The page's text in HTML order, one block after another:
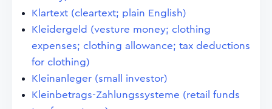
Klartext (cleartext; plain English)
Kleidergeld (vesture money; clothing
expenses; clothing allowance; tax deductions
for clothing)
Kleinanleger (small investor)
Kleinbetrags-Zahlungssysteme (retail funds